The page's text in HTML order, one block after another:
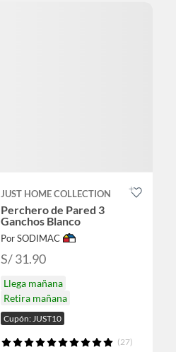
JUST HOME COLLECTION
Perchero de Pared 3
Ganchos Blanco
Por SODIMAC
S/ 31.90
Llega mañana
Retira mañana
Cupón: JUST10
(27)